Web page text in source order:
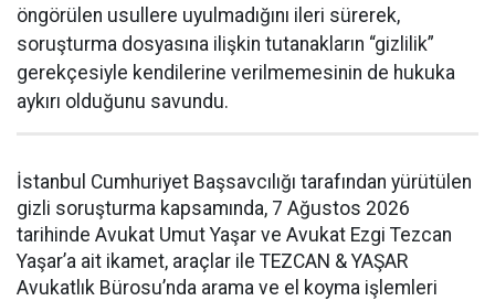
öngörülen usullere uyulmadığını ileri sürerek,
soruşturma dosyasına ilişkin tutanakların “gizlilik”
gerekçesiyle kendilerine verilmemesinin de hukuka
aykırı olduğunu savundu.
İstanbul Cumhuriyet Başsavcılığı tarafından yürütülen
gizli soruşturma kapsamında, 7 Ağustos 2026
tarihinde Avukat Umut Yaşar ve Avukat Ezgi Tezcan
Yaşar’a ait ikamet, araçlar ile TEZCAN & YAŞAR
Avukatlık Bürosu’nda arama ve el koyma işlemleri